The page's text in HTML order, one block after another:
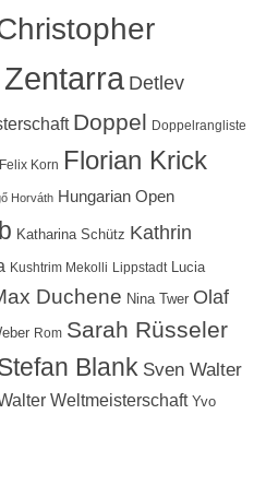
Detlev
Doppel Doppelrangliste
Felix Korn Florian Krick
Horváth Hungarian Open
Katharina Schütz Kathrin
Kushtrim Mekolli Lippstadt Lucia
Duchene Nina Twer Olaf
Rom Sarah Rüsseler
Blank Sven Walter
Weltmeisterschaft Yvo